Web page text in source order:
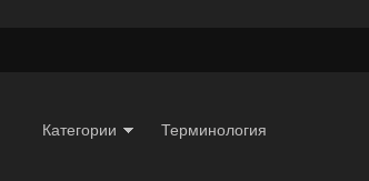
Категории Терминология